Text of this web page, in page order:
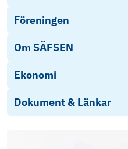
Föreningen
Om SÄFSEN
Ekonomi
Dokument & Länkar
Stadgar Brf Säfsbyn